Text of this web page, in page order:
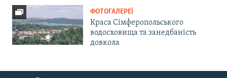
ФОТОГАЛЕРЕЇ
Краса Сімферопольського
водосховища та занедбаність
довкола